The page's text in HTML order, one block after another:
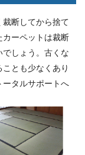
断してから捨て
カーペットは裁断
しょう。古くな
とも少なくあり
ータルサポートへ